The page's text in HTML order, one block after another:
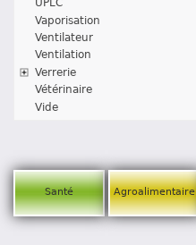
UPLC
Vaporisation
Ventilateur
Ventilation
Verrerie
Vétérinaire
Vide
Santé Agroalimentaire